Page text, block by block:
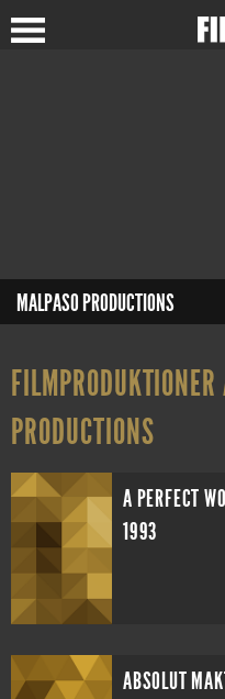
MALPASO PRODUCTIONS
PRODUCTIONS
A PERFECT
1993
ABSOLUT